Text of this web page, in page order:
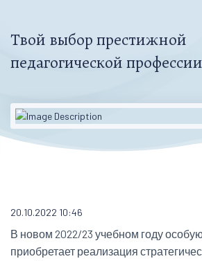
Твой выбор престижной
педагогической профессии
20.10.2022 10:46
В новом 2022/23 учебном году
приобретает реализация